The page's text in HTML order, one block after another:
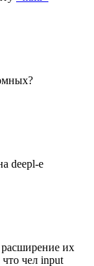
deepl-е
расширение их
чел input